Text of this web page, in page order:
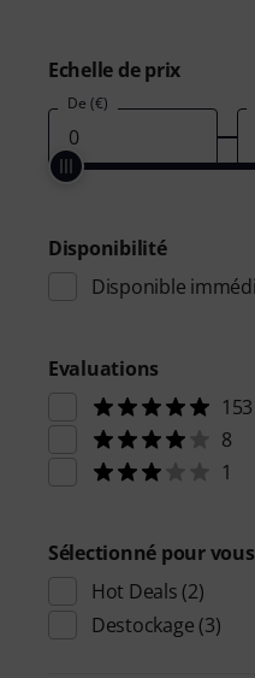
Echelle de prix
De (€)
Disponibilité
Disponible
Evaluations
153
8
1
Sélectionné pour vous
Hot Deals (2)
Destockage (3)